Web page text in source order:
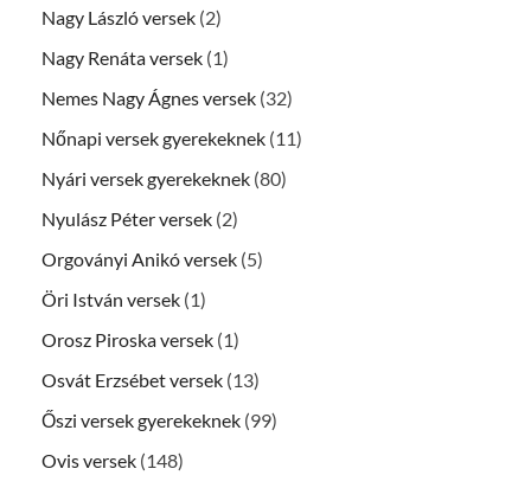
Nagy László versek (2)
Nagy Renáta versek (1)
Nemes Nagy Ágnes versek (32)
Nőnapi versek gyerekeknek (11)
Nyári versek gyerekeknek (80)
Nyulász Péter versek (2)
Orgoványi Anikó versek (5)
Öri István versek (1)
Orosz Piroska versek (1)
Osvát Erzsébet versek (13)
Őszi versek gyerekeknek (99)
Ovis versek (148)